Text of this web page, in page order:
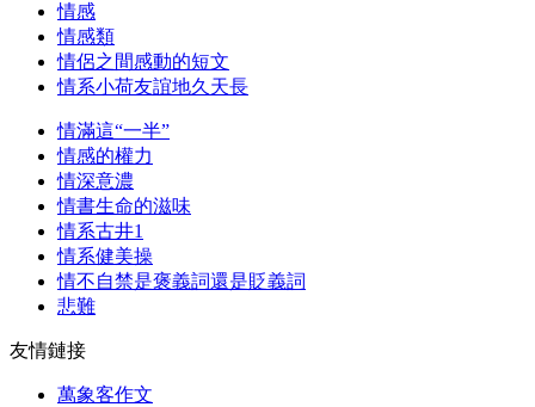
情感
情感類
情侶之間感動的短文
情系小荷友誼地久天長
情滿這“一半”
情感的權力
情深意濃
情書生命的滋味
情系古井1
情系健美操
情不自禁是褒義詞還是貶義詞
悲難
友情鏈接
萬象客作文